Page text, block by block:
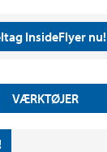
InsideFlyer nu!
VÆRKTØJER